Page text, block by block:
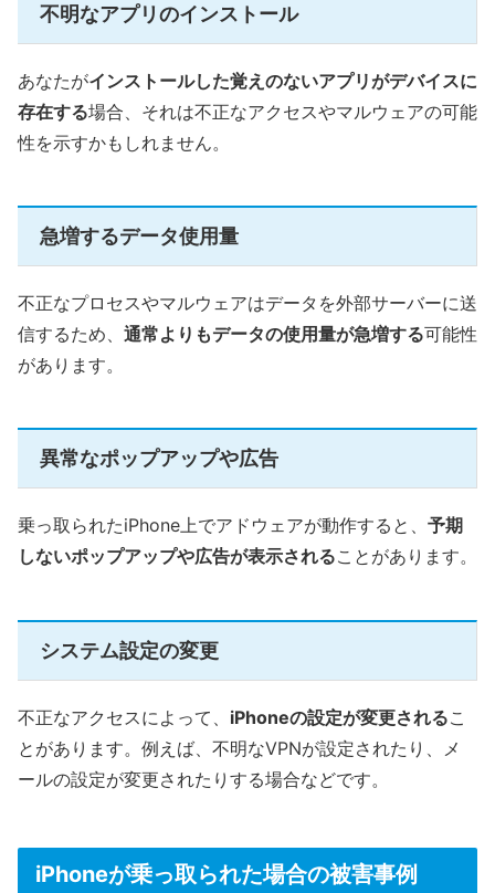
不明なアプリのインストール
あなたがインストールした覚えのないアプリがデバイスに
存在する場合、それは不正なアクセスやマルウェアの可能
性を示すかもしれません。
急増するデータ使用量
不正なプロセスやマルウェアはデータを外部サーバーに送
信するため、 通常よりもデータの使用量が急増する可能性
があります。
異常なポップアップや広告
乗っ取られたiPhone上でアドウェアが動作すると、 予期
しないポップアップや広告が表示されることがあります。
システム設定の変更
不正なアクセスによって、 iPhoneの設定が変更されるこ
とがあります。例えば、不明なVPNが設定されたり、メ
ールの設定が変更されたりする場合などです。
iPhoneが乗っ取られた場合の被害事例